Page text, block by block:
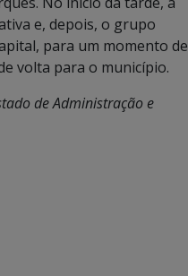
e, depois, o grupo
para um momento de
volta para o município.
de Administração e